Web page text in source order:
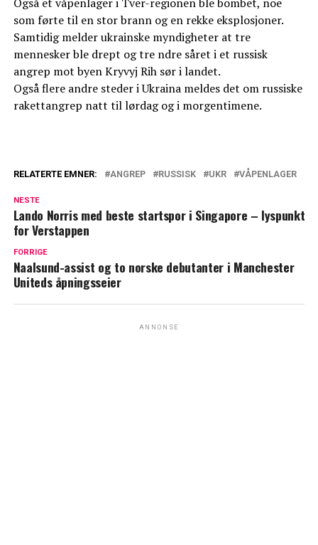
som førte til en stor brann og en rekke eksplosjoner.
Samtidig melder ukrainske myndigheter at tre
mennesker ble drept og tre ndre såret i et russisk
angrep mot byen Kryvyj Rih sør i landet.
Også flere andre steder i Ukraina meldes det om russiske
rakettangrep natt til lørdag og i morgentimene.
RELATERTE EMNER: ANGREP RUSSISK UKR VÅPENLAGER
NESTE
Lando Norris med beste startspor i Singapore – lyspunkt
for Verstappen
FORRIGE
Naalsund-assist og to norske debutanter i Manchester
Uniteds åpningsseier
ANNONSE